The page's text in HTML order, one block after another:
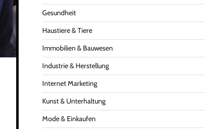
Gesundheit
Haustiere & Tiere
Immobilien & Bauwesen
Industrie & Herstellung
Internet Marketing
Kunst & Unterhaltung
Mode & Einkaufen